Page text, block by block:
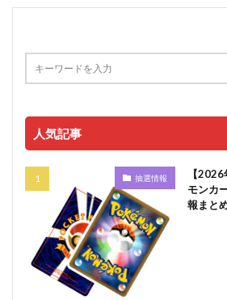
人気記事
抽選情報
【
モンカ
報まと